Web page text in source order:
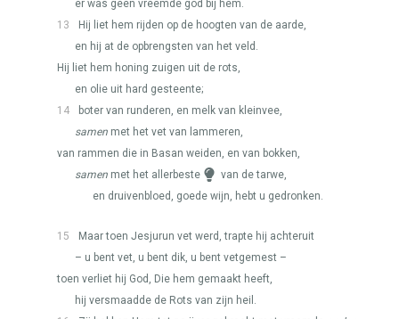
er was geen vreemde god bij hem.
13
Hij liet hem rijden op de hoogten van de aarde,
en hij at de opbrengsten van het veld.
Hij liet hem honing zuigen uit de rots,
en olie uit hard gesteente;
14
boter van runderen, en melk van kleinvee,
samen met het vet van lammeren,
van rammen die in Basan weiden, en van bokken,
samen met het allerbeste
van de tarwe,
en druivenbloed, goede wijn, hebt u gedronken.
15
Maar toen Jesjurun vet werd, trapte hij achteruit
– u bent vet, u bent dik, u bent vetgemest –
toen verliet hij God, Die hem gemaakt heeft,
hij versmaadde de Rots van zijn heil.